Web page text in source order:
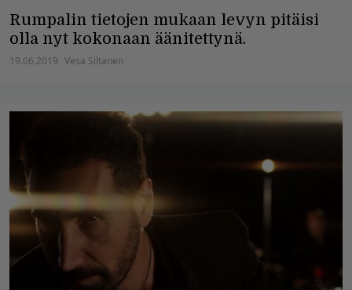
Rumpalin tietojen mukaan levyn pitäisi
olla nyt kokonaan äänitettynä.
19.06.2019 Vesa Siltanen